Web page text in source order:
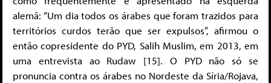
alemã: “Um dia todos os árabes que foram trazidos para
territórios curdos terão que ser expulsos”, afirmou o
então copresidente do PYD, Salih Muslim, em 2013, em
uma entrevista ao Rudaw [15]. O PYD não só se
pronuncia contra os árabes no Nordeste da Síria/Rojava,